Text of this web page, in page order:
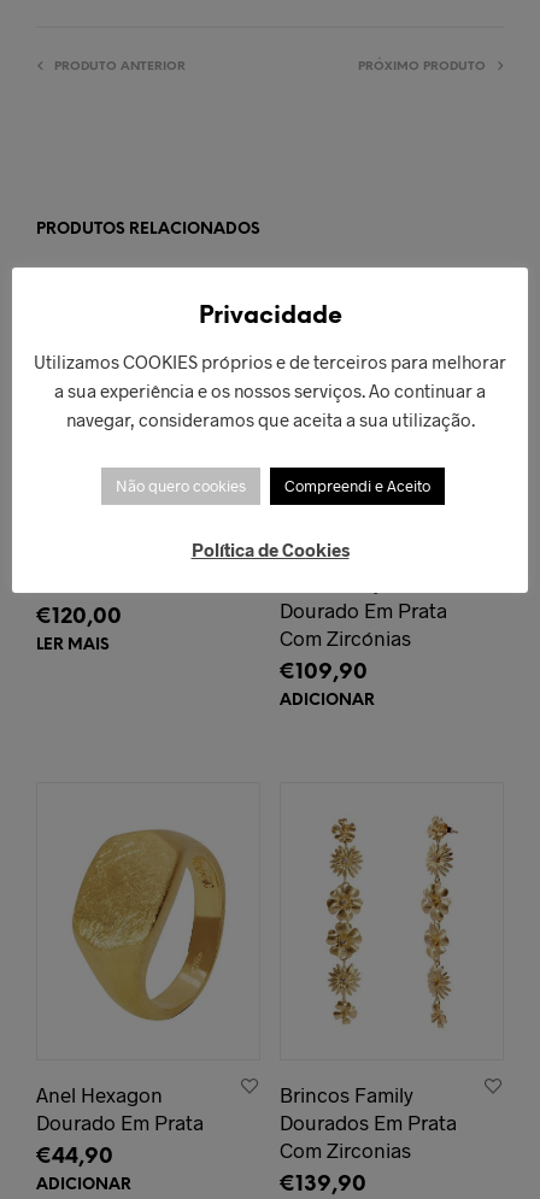
PRODUTO ANTERIOR PRÓXIMO PRODUTO
PRODUTOS RELACIONADOS
€120,00
LER MAIS
Dourado Em Prata
Com Zircónias
€109,90
ADICIONAR
Anel Hexagon
Dourado Em Prata
€44,90
ADICIONAR
Brincos Family
Dourados Em Prata
Com Zirconias
€139,90
Privacidade
Utilizamos COOKIES próprios e de terceiros para melhorar
a sua experiência e os nossos serviços. Ao continuar a
navegar, consideramos que aceita a sua utilização.
Não quero cookies Compreendi e Aceito
Política de Cookies